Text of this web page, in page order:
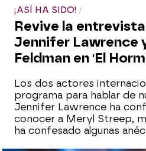
¡ASÍ HA SIDO!
Revive la
Jennifer Lawrence
Feldman en 'El
Los dos actores
programa para hablar de
Jennifer Lawrence ha
conocer a Meryl Streep,
ha confesado algunas